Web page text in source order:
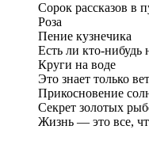
Сорок рассказов в
Роза
Пение кузнечика
Есть ли кто-нибудь
Круги на воде
Это знает только
Прикосновение
Секрет золотых
Жизнь — это все,